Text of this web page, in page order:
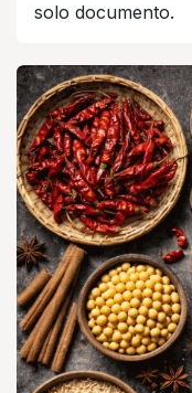
solo documento.